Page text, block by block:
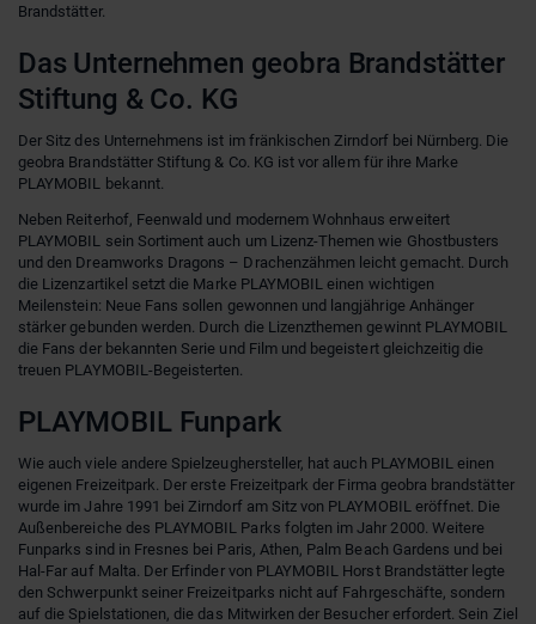
Brandstätter.
Das Unternehmen geobra Brandstätter
Stiftung & Co. KG
Der Sitz des Unternehmens ist im fränkischen Zirndorf bei Nürnberg. Die
geobra Brandstätter Stiftung & Co. KG ist vor allem für ihre Marke
PLAYMOBIL bekannt.
Neben Reiterhof, Feenwald und modernem Wohnhaus erweitert
PLAYMOBIL sein Sortiment auch um Lizenz-Themen wie Ghostbusters
und den Dreamworks Dragons – Drachenzähmen leicht gemacht. Durch
die Lizenzartikel setzt die Marke PLAYMOBIL einen wichtigen
Meilenstein: Neue Fans sollen gewonnen und langjährige Anhänger
stärker gebunden werden. Durch die Lizenzthemen gewinnt PLAYMOBIL
die Fans der bekannten Serie und Film und begeistert gleichzeitig die
treuen PLAYMOBIL-Begeisterten.
PLAYMOBIL Funpark
Wie auch viele andere Spielzeughersteller, hat auch PLAYMOBIL einen
eigenen Freizeitpark. Der erste Freizeitpark der Firma geobra brandstätter
wurde im Jahre 1991 bei Zirndorf am Sitz von PLAYMOBIL eröffnet. Die
Außenbereiche des PLAYMOBIL Parks folgten im Jahr 2000. Weitere
Funparks sind in Fresnes bei Paris, Athen, Palm Beach Gardens und bei
Hal-Far auf Malta. Der Erfinder von PLAYMOBIL Horst Brandstätter legte
den Schwerpunkt seiner Freizeitparks nicht auf Fahrgeschäfte, sondern
auf die Spielstationen, die das Mitwirken der Besucher erfordert. Sein Ziel